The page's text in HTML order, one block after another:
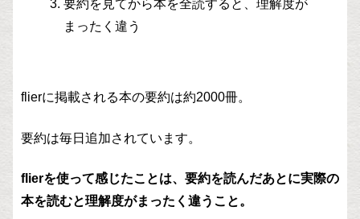
要約を見てから本を全読すると、理解度が
まったく違う
flierに掲載される本の要約は約2000冊。
要約は毎日追加されています。
flierを使って感じたことは、要約を読んだあとに実際の
本を読むと理解度がまったく違うこと。